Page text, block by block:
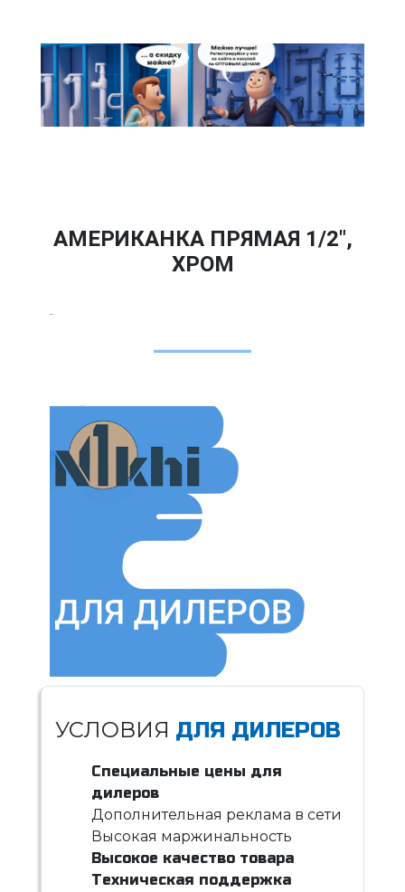
АМЕРИКАНКА ПРЯМАЯ 1/2",
ХРОМ
УСЛОВИЯ ДЛЯ ДИЛЕРОВ
Специальные цены для
дилеров
Дополнительная реклама в сети
Высокая маржинальность
Высокое качество товара
Техническая поддержка